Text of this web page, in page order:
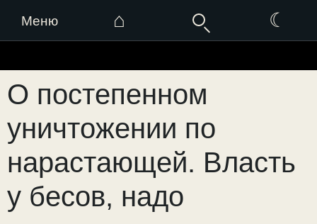
Меню ⌂ ☾
к
содержимому
О постепенном
уничтожении по
нарастающей. Власть
у бесов, надо